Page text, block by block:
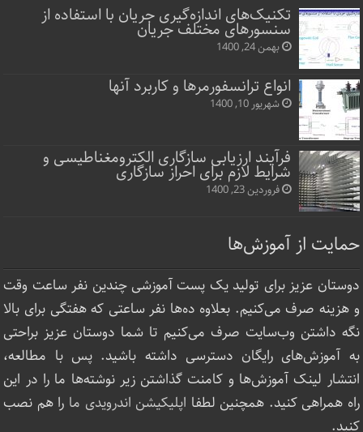
تکنیک‌های اندازه‌گیری جریان با استفاده از
سنسورهای مختلف جریان
بهمن 24, 1400
انواع ترانسفورمرها و کاربرد آنها
شهریور 10, 1400
فرآیند ارزیابی سازگاری الکترومغناطیسی و
شرایط لازم برای احراز سازگاری
فروردین 23, 1400
حمایت از آموزش‌ها
دوستان عزیز برای تولید یک پست آموزشی چندین نفر ساعت‌ وقت
و هزینه صرف می‌کنیم. بعلاوه ده‌ها نفر ساعتی که هفتگی برای بالا
نگه داشتن وب‌سایت صرف ‌می‌کنیم تا شما دوستان عزیز براحتی
به آموزش‌های رایگان دسترسی داشته باشید. پس با مطالعه،
انتشار لینک‌ آموزش‌ها و کامنت گذاشتن زیر نوشته‌‌ها ما را در این
راه همراهی کنید. همچنین لطفا اپلیکیشن اندرویدی ما را هم نصب
کنید.